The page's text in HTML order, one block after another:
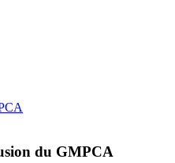
du GMPCA